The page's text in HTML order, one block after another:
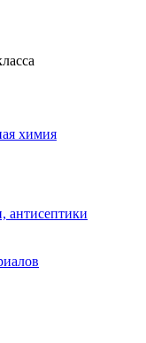
химия
антисептики